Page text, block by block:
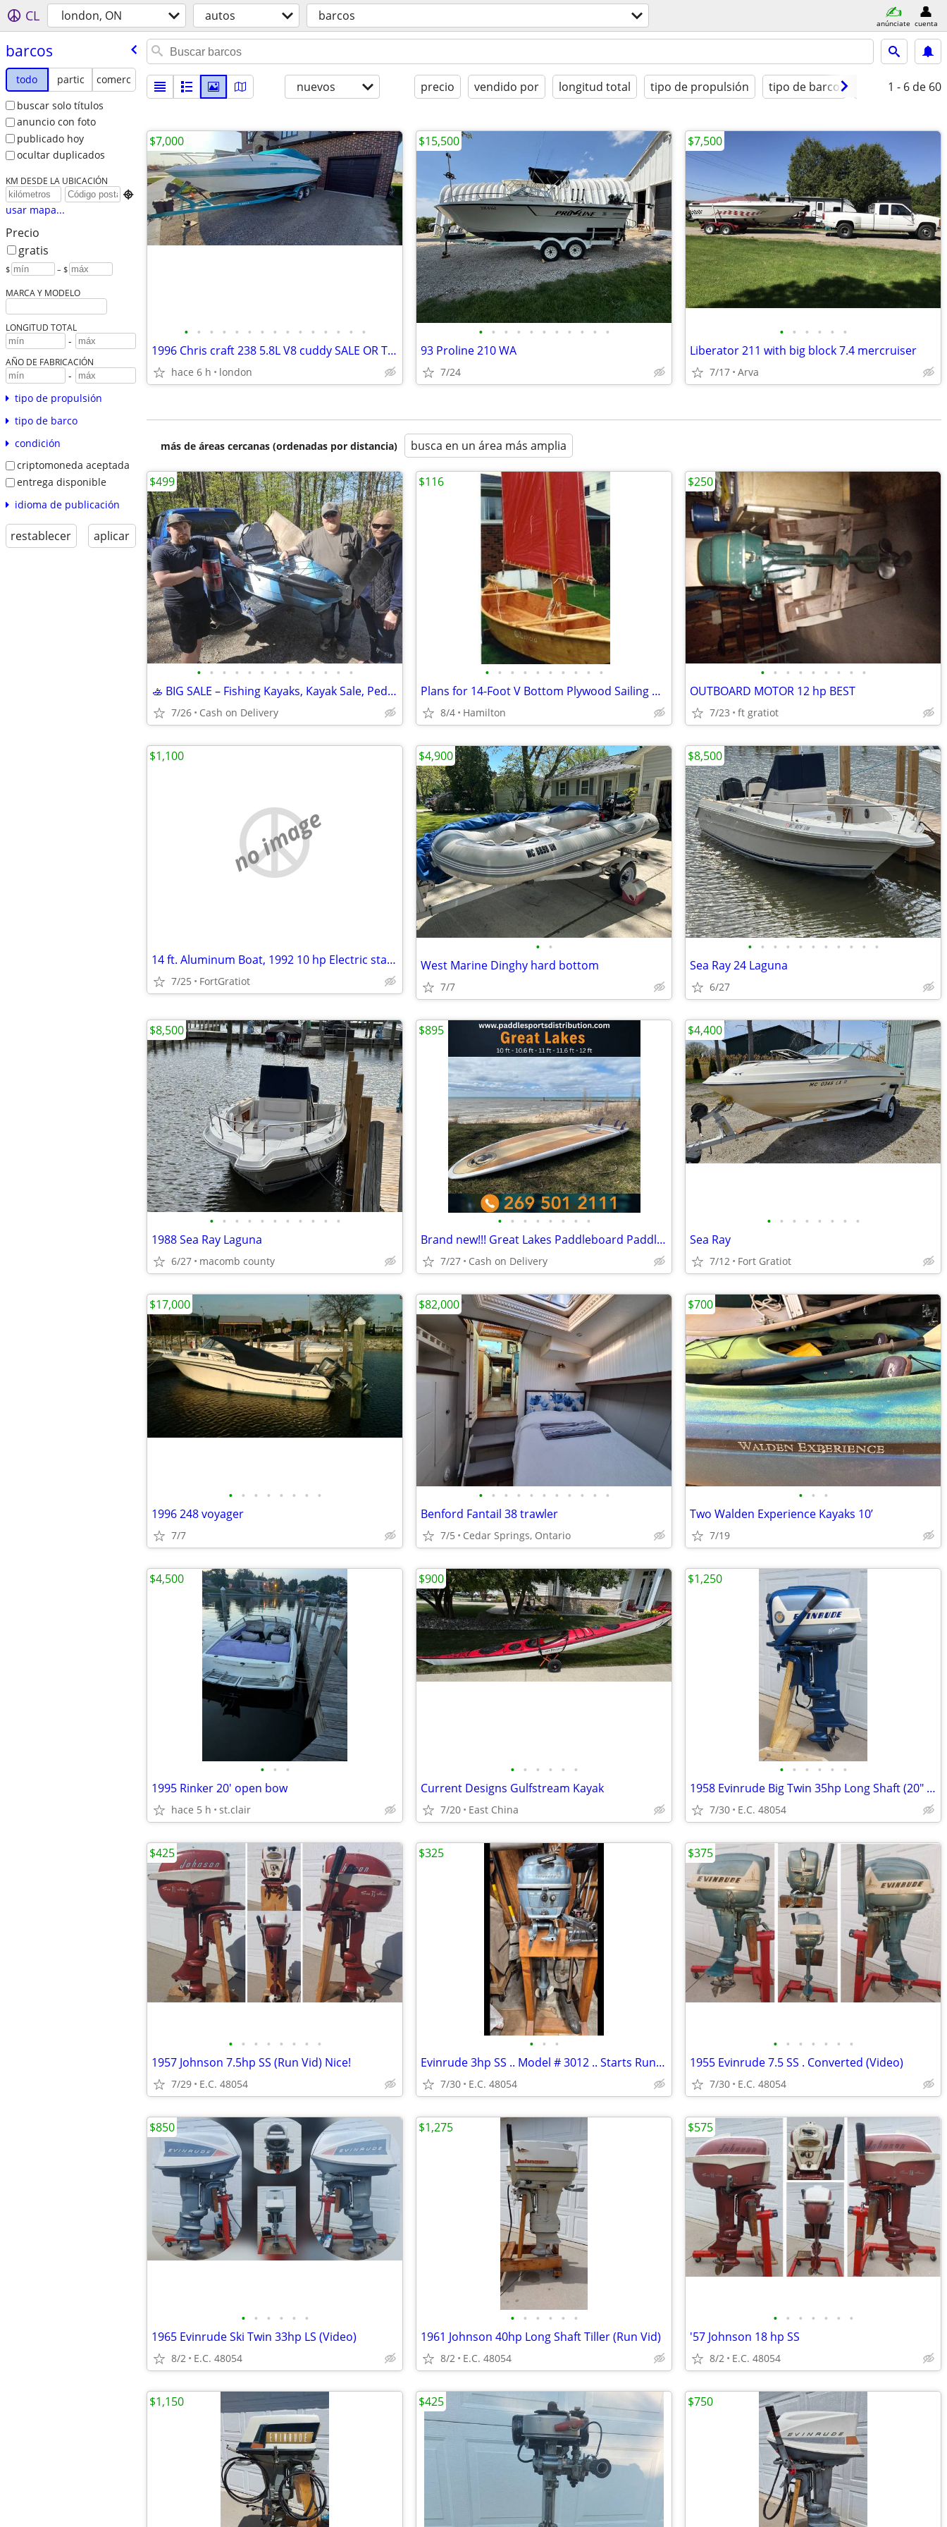
CL london, ON autos barcos anúnciate cuenta
barcos
todo partic
comerc
buscar solo títulos
anuncio con foto
publicado hoy
ocultar duplicados
KM DESDE LA UBICACIÓN

usar mapa...
Precio
gratis
$ – $
MARCA Y MODELO
LONGITUD TOTAL
-
AÑO DE FABRICACIÓN
-
tipo de propulsión
tipo de barco
condición
criptomoneda aceptada
entrega disponible
idioma de publicación
restablecer aplicar
nuevos precio vendido por longitud total tipo de propulsión tipo de barco condición
1 - 6 de 60
• • • • • • • • • • • • • • •
1996 Chris craft 238 5.8L V8 cuddy SALE OR TRADE
hace 6 h london
$7,000
• • • • • • • • • • •
93 Proline 210 WA
7/24
$15,500
• • • • • •
Liberator 211 with big block 7.4 mercruiser
7/17 Arva
$7,500
más de áreas cercanas (ordenadas por distancia) busca en un área más amplia
• • • • • • • • • • • • •
🚣 BIG SALE – Fishing Kayaks, Kayak Sale, Pedal Kayaks, Tandem Kayaks
7/26 Cash on Delivery
$499
• • • • • • • • • •
Plans for 14-Foot V Bottom Plywood Sailing Canoe
8/4 Hamilton
$116
• • • • • • • • •
OUTBOARD MOTOR 12 hp BEST
7/23 ft gratiot
$250
no image
14 ft. Aluminum Boat, 1992 10 hp Electric start Johnson- BEST OFFER!
7/25 FortGratiot
$1,100
• •
West Marine Dinghy hard bottom
7/7
$4,900
• • • • • • • • • • •
Sea Ray 24 Laguna
6/27
$8,500
• • • • • • • • • • •
1988 Sea Ray Laguna
6/27 macomb county
$8,500
• • • • • • • •
Brand new!!! Great Lakes Paddleboard Paddleboards SUP - Home Delivery
7/27 Cash on Delivery
$895
• • • • • • • •
Sea Ray
7/12 Fort Gratiot
$4,400
• • • • • • • •
1996 248 voyager
7/7
$17,000
• • • • • • • • • • •
Benford Fantail 38 trawler
7/5 Cedar Springs, Ontario
$82,000
• • •
Two Walden Experience Kayaks 10’
7/19
$700
• • •
1995 Rinker 20' open bow
hace 5 h st.clair
$4,500
• • • • • •
Current Designs Gulfstream Kayak
7/20 East China
$900
• • • • • •
1958 Evinrude Big Twin 35hp Long Shaft (20" Transom) Tiller
7/30 E.C. 48054
$1,250
• • • • • • • •
1957 Johnson 7.5hp SS (Run Vid) Nice!
7/29 E.C. 48054
$425
• • •
Evinrude 3hp SS .. Model # 3012 .. Starts Runs Great (Video)
7/30 E.C. 48054
$325
• • • • • • •
1955 Evinrude 7.5 SS . Converted (Video)
7/30 E.C. 48054
$375
• • • • • •
1965 Evinrude Ski Twin 33hp LS (Video)
8/2 E.C. 48054
$850
• • • • • •
1961 Johnson 40hp Long Shaft Tiller (Run Vid)
8/2 E.C. 48054
$1,275
• • • • • • •
'57 Johnson 18 hp SS
8/2 E.C. 48054
$575
$1,150 $425 $750